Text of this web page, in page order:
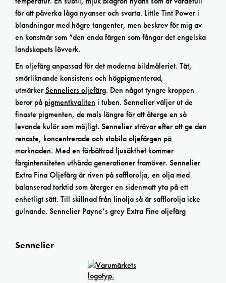
för att påverka låga nyanser och svarta. Little Tint Power i
blandningar med högre tangenter, men beskrev för mig av
en konstnär som ”den enda färgen som fångar det engelska
landskapets lövverk.
En oljefärg anpassad för det moderna bildmåleriet. Tät,
smörliknande konsistens och högpigmenterad,
utmärkerSenneliers oljefärg. Den något tyngre kroppen
beror på pigmentkvaliten i tuben. Sennelier väljer ut de
finaste pigmenten, de mals längre för att återge en så
levande kulör som möjligt. Sennelier strävar efter att ge den
renaste, koncentrerade och stabila oljefärgen på
marknaden. Med en förbättrad ljusäkthet kommer
färgintensiteten uthärda generationer framöver. Sennelier
Extra Fina Oljefärg är riven på safflorolja, en olja med
balanserad torktid som återger en sidenmatt yta på ett
enhetligt sätt. Till skillnad från linolja så är safflorolja icke
gulnande. Sennelier Payne’s grey Extra Fine oljefärg
Sennelier